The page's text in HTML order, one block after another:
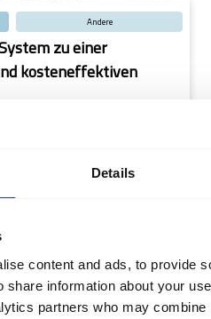
Details
content and ads, to provide
share information about your
partners who may
Andere
zu einer
kosteneffektiven
steigert die Produktion
Schwesterunternehmens
ersetzt, was zu
Energienutzung